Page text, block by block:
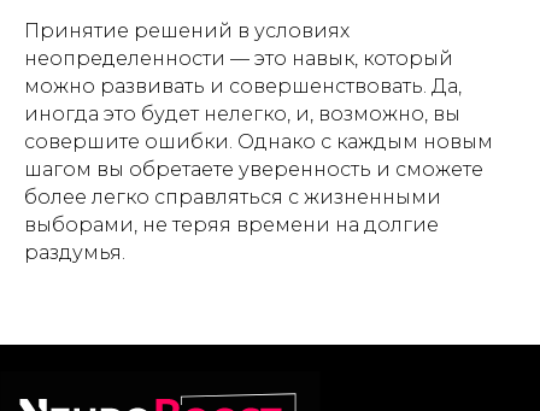
Принятие решений в условиях
неопределенности — это навык, который
можно развивать и совершенствовать. Да,
иногда это будет нелегко, и, возможно, вы
совершите ошибки. Однако с каждым новым
шагом вы обретаете уверенность и сможете
более легко справляться с жизненными
выборами, не теряя времени на долгие
раздумья.